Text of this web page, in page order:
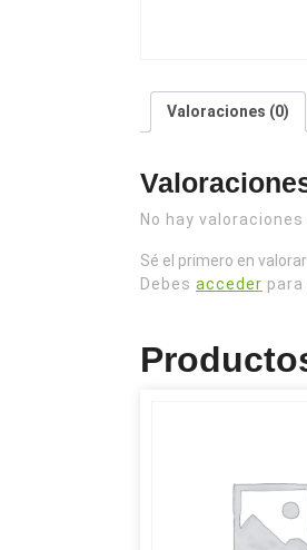
Valoraciones (0)
No hay valoraciones
Sé el primero en
Debes acceder para